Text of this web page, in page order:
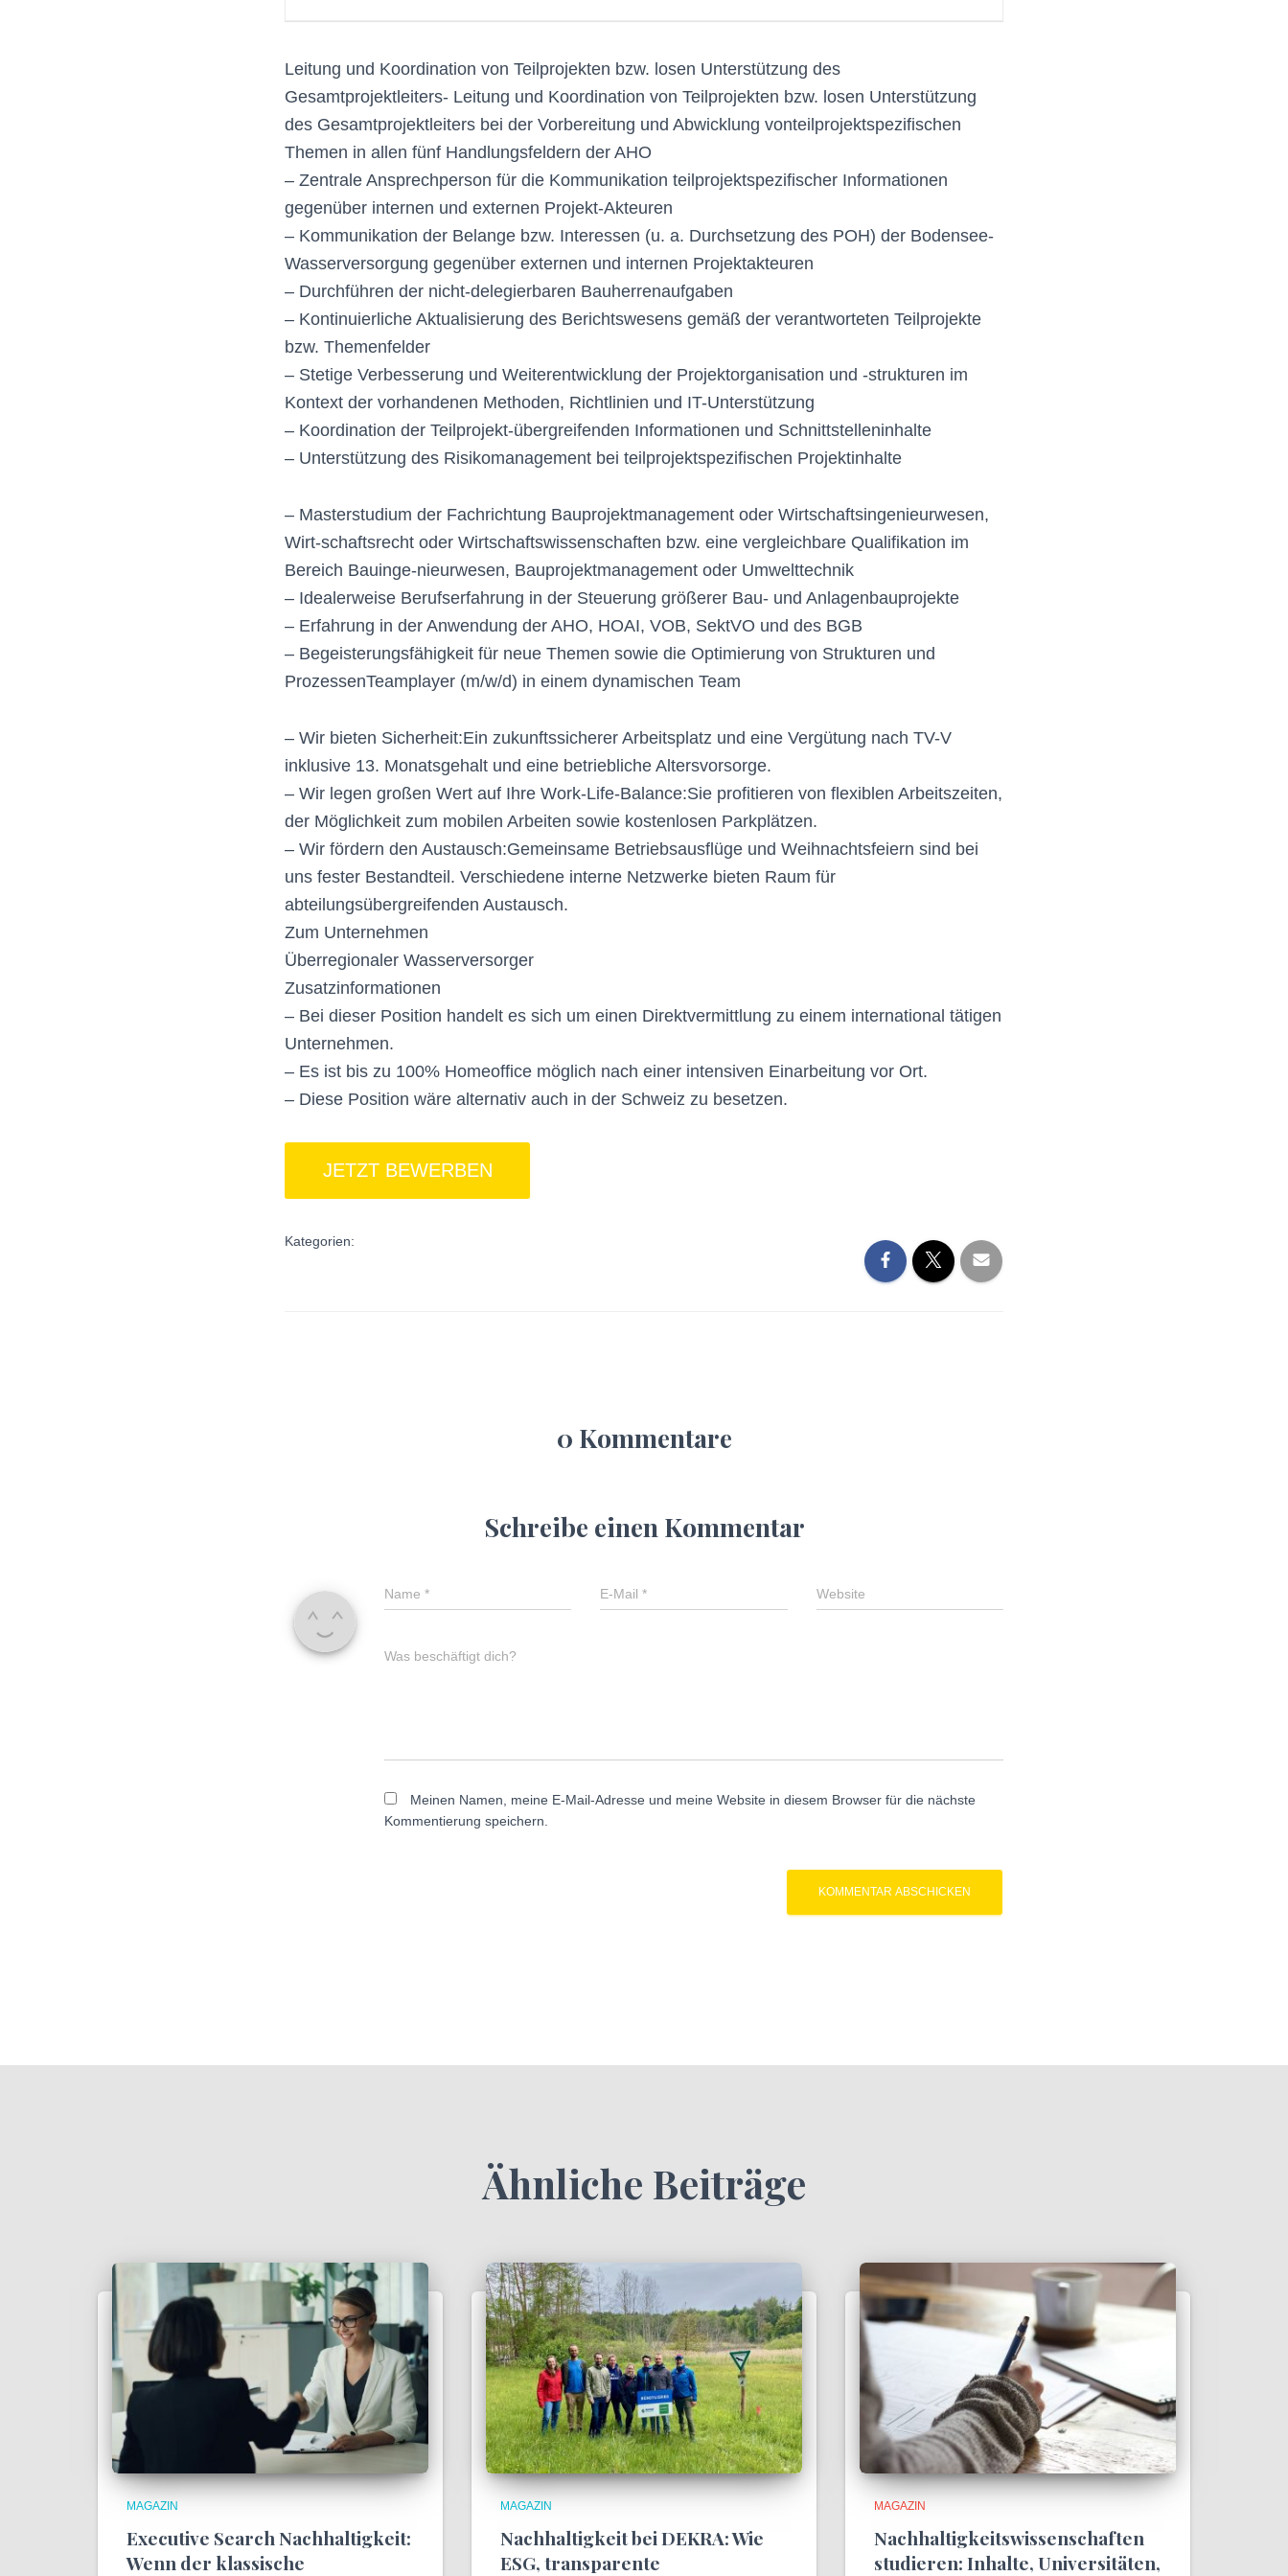
Leitung und Koordination von Teilprojekten bzw. losen Unterstützung des
Gesamtprojektleiters- Leitung und Koordination von Teilprojekten bzw. losen Unterstützung
des Gesamtprojektleiters bei der Vorbereitung und Abwicklung vonteilprojektspezifischen
Themen in allen fünf Handlungsfeldern der AHO
– Zentrale Ansprechperson für die Kommunikation teilprojektspezifischer Informationen
gegenüber internen und externen Projekt-Akteuren
– Kommunikation der Belange bzw. Interessen (u. a. Durchsetzung des POH) der Bodensee-
Wasserversorgung gegenüber externen und internen Projektakteuren
– Durchführen der nicht-delegierbaren Bauherrenaufgaben
– Kontinuierliche Aktualisierung des Berichtswesens gemäß der verantworteten Teilprojekte
bzw. Themenfelder
– Stetige Verbesserung und Weiterentwicklung der Projektorganisation und -strukturen im
Kontext der vorhandenen Methoden, Richtlinien und IT-Unterstützung
– Koordination der Teilprojekt-übergreifenden Informationen und Schnittstelleninhalte
– Unterstützung des Risikomanagement bei teilprojektspezifischen Projektinhalte
– Masterstudium der Fachrichtung Bauprojektmanagement oder Wirtschaftsingenieurwesen,
Wirt-schaftsrecht oder Wirtschaftswissenschaften bzw. eine vergleichbare Qualifikation im
Bereich Bauinge-nieurwesen, Bauprojektmanagement oder Umwelttechnik
– Idealerweise Berufserfahrung in der Steuerung größerer Bau- und Anlagenbauprojekte
– Erfahrung in der Anwendung der AHO, HOAI, VOB, SektVO und des BGB
– Begeisterungsfähigkeit für neue Themen sowie die Optimierung von Strukturen und
ProzessenTeamplayer (m/w/d) in einem dynamischen Team
– Wir bieten Sicherheit:Ein zukunftssicherer Arbeitsplatz und eine Vergütung nach TV-V
inklusive 13. Monatsgehalt und eine betriebliche Altersvorsorge.
– Wir legen großen Wert auf Ihre Work-Life-Balance:Sie profitieren von flexiblen Arbeitszeiten,
der Möglichkeit zum mobilen Arbeiten sowie kostenlosen Parkplätzen.
– Wir fördern den Austausch:Gemeinsame Betriebsausflüge und Weihnachtsfeiern sind bei
uns fester Bestandteil. Verschiedene interne Netzwerke bieten Raum für
abteilungsübergreifenden Austausch.
Zum Unternehmen
Überregionaler Wasserversorger
Zusatzinformationen
– Bei dieser Position handelt es sich um einen Direktvermittlung zu einem international tätigen
Unternehmen.
– Es ist bis zu 100% Homeoffice möglich nach einer intensiven Einarbeitung vor Ort.
– Diese Position wäre alternativ auch in der Schweiz zu besetzen.
Kategorien:
0 Kommentare
Schreibe einen Kommentar
Name * E-Mail* Website
Was beschäftigt dich?
Meinen Namen, meine E-Mail-Adresse und meine Website in diesem Browser für die nächste
Kommentierung speichern.
Ähnliche Beiträge
MAGAZIN
Executive Search Nachhaltigkeit:
Wenn der klassische
MAGAZIN
Nachhaltigkeit bei DEKRA: Wie
ESG, transparente
MAGAZIN
Nachhaltigkeitswissenschaften
studieren: Inhalte, Universitäten,